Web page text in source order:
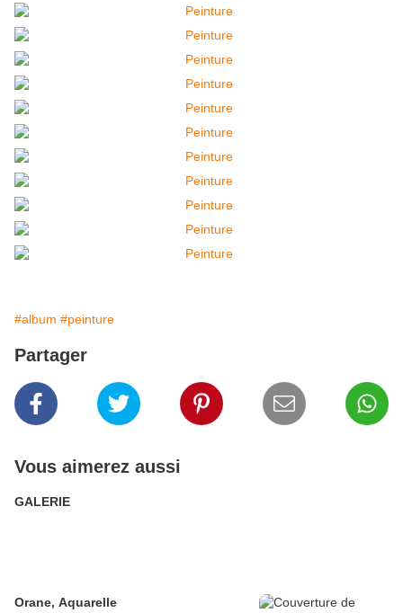
#album #peinture
Partager
Vous aimerez aussi
GALERIE
Orane, Aquarelle